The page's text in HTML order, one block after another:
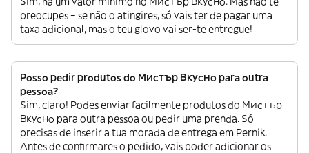
preocupes – se não o atingires, só vais ter de pagar uma
taxa adicional, mas o teu glovo vai ser-te entregue!
Posso pedir produtos do Мистър Вкусно para outra
pessoa?
Sim, claro! Podes enviar facilmente produtos do Мистър
Вкусно para outra pessoa ou pedir uma prenda. Só
precisas de inserir a tua morada de entrega em Pernik.
Antes de confirmares o pedido, vais poder adicionar os